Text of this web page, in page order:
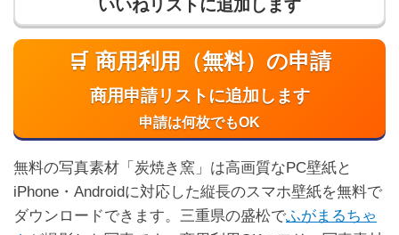
いいねリストに追加します
🛒 商用利用（無料）の申請
商用申請リストに追加します
申請は何枚でもOK
無料の写真素材「炭焼き窯」は高画質なPC壁紙と
iPhone・Androidに対応した縦長のスマホ壁紙を無料で
ダウンロードできます。三重県の盛松でふがまるちゃ